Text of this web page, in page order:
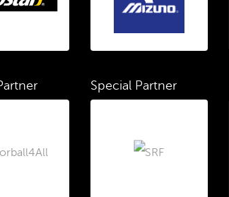
Special Partner